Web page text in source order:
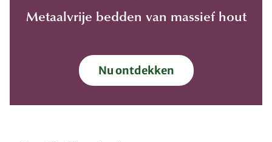
Metaalvrije bedden van massief hout
Nu ontdekken